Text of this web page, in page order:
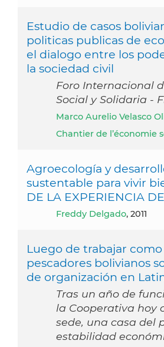
Estudio de casos
politicas publicas de
el dialogo entre los
la sociedad civil
Foro Internacional
Social y Solidaria -
Marco Aurelio Velasco
Chantier de l’économie
Agroecología y
sustentable para vivir
DE LA EXPERIENCIA
Freddy Delgado, 2011
Luego de trabajar como
pescadores bolivianos
de organización en
Tras un año de
la Cooperativa hoy
sede, una casa del
estabilidad